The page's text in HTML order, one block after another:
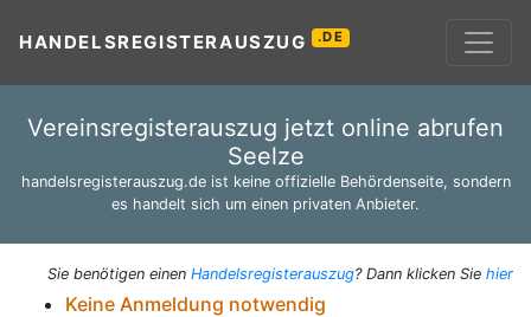
HANDELSREGISTERAUSZUG .DE
Vereinsregisterauszug jetzt online abrufen
Seelze
handelsregisterauszug.de ist keine offizielle Behördenseite, sondern
es handelt sich um einen privaten Anbieter.
Sie benötigen einen Handelsregisterauszug? Dann klicken Sie hier
Keine Anmeldung notwendig